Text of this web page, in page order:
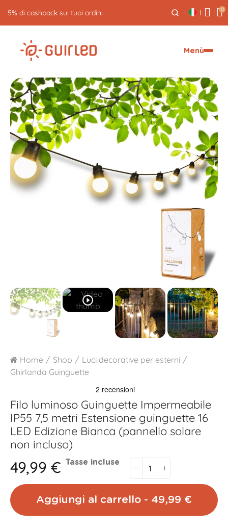
Reso gratuito entro 30 giorni 0
Menù
play_circle_outline
Home Shop
Luci decorative per esterni
Ghirlanda Guinguette
Filo luminoso Guinguette Impermeabile
IP55 7,5 metri Estensione guinguette 16
LED Edizione Bianca (pannello solare
non incluso)
49,99 € Tasse incluse
Aggiungi al carrello - 49,99 €